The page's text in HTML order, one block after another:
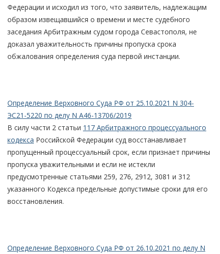
Федерации и исходил из того, что заявитель, надлежащим
образом извещавшийся о времени и месте судебного
заседания Арбитражным судом города Севастополя, не
доказал уважительность причины пропуска срока
обжалования определения суда первой инстанции.
Определение Верховного Суда РФ от 25.10.2021 N 304-
ЭС21-5220 по делу N А46-13706/2019
В силу части 2 статьи 117 Арбитражного процессуального
кодекса Российской Федерации суд восстанавливает
пропущенный процессуальный срок, если признает причины
пропуска уважительными и если не истекли
предусмотренные статьями 259, 276, 2912, 3081 и 312
указанного Кодекса предельные допустимые сроки для его
восстановления.
Определение Верховного Суда РФ от 26.10.2021 по делу N